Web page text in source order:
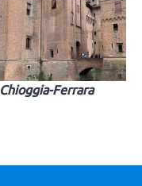
Chioggia-Ferrara